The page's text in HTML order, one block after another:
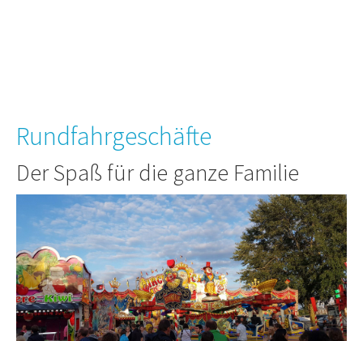
Rundfahrgeschäfte
Der Spaß für die ganze Familie